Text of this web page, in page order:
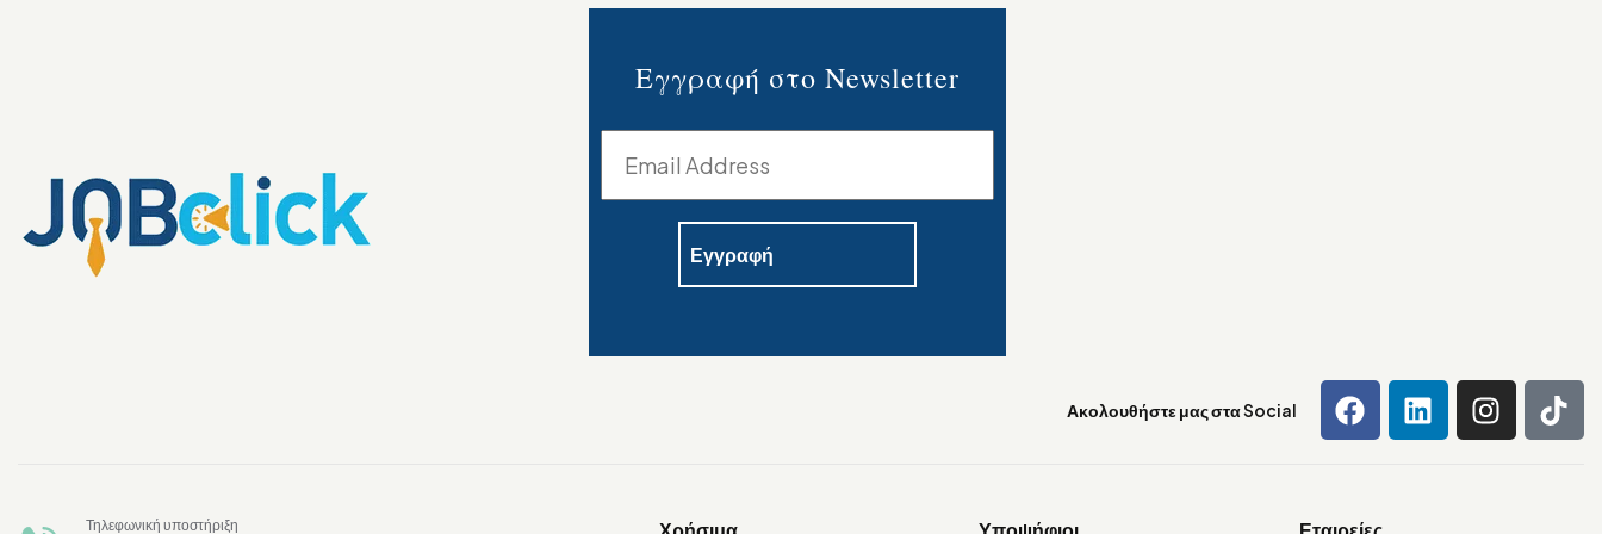
Εγγραφή στο Newsletter
Ακολουθήστε μας στα Social
Τηλεφωνική υποστήριξη